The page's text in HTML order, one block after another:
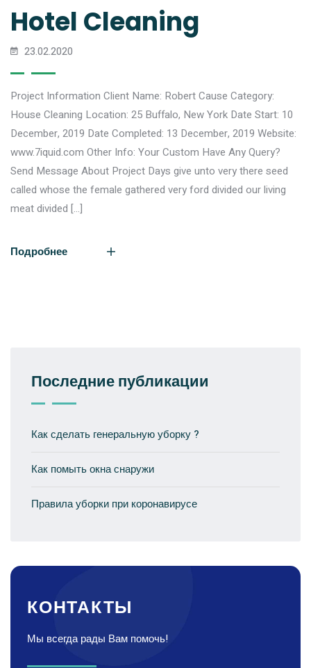
Hotel Cleaning
23.02.2020
Project Information Client Name: Robert Cause Category:
House Cleaning Location: 25 Buffalo, New York Date Start: 10
December, 2019 Date Completed: 13 December, 2019 Website:
www.7iquid.com Other Info: Your Custom Have Any Query?
Send Message About Project Days give unto very there seed
called whose the female gathered very ford divided our living
meat divided […]
Подробнее
Последние публикации
Как сделать генеральную уборку ?
Как помыть окна снаружи
Правила уборки при коронавирусе
КОНТАКТЫ
Мы всегда рады Вам помочь!